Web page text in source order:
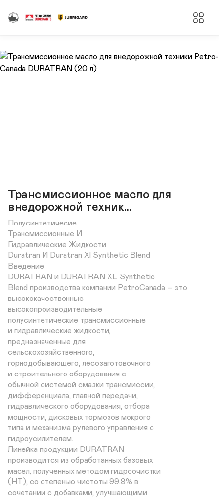
Трансмиссионное масло для
внедорожной техник...
Полусинтетичесие
Трансмиссионные И
Гидравлические Жидкости
Duratran И Duratran Xl Synthetic Blend
Введение
DURATRAN и DURATRAN XL Synthetic
Blend производства компании PetroCanada – это
высококачественные
высокопроизводительные
полусинтетические трансмиссионные
и гидравлические жидкости,
предназначенные для
сельскохозяйственного,
горнодобывающего, лесозаготовочного
и строительного оборудования с
обычной системой смазки трансмиссии,
дифференциала, главной передачи,
гидравлического оборудования, отбора
мощности, дисковых тормозов мокрого
типа и механизма рулевого управления с
гидроусилителем.
Линейка продукции DURATRAN
производится из обработанных базовых
масел, полученных методом гидроочистки
(НТ), со степенью чистоты 99.9% в
сочетании с добавками, улучшающими